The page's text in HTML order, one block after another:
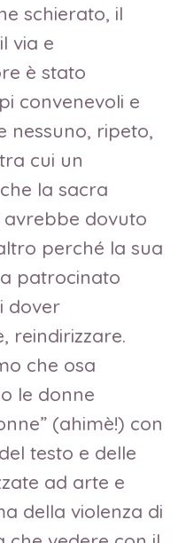
schierato, il
via e
è stato
convenevoli e
nessuno, ripeto,
cui un
la sacra
avrebbe dovuto
perché la sua
patrocinato
dover
reindirizzare.
che osa
le donne
(ahimè!) con
testo e delle
ad arte e
della violenza di